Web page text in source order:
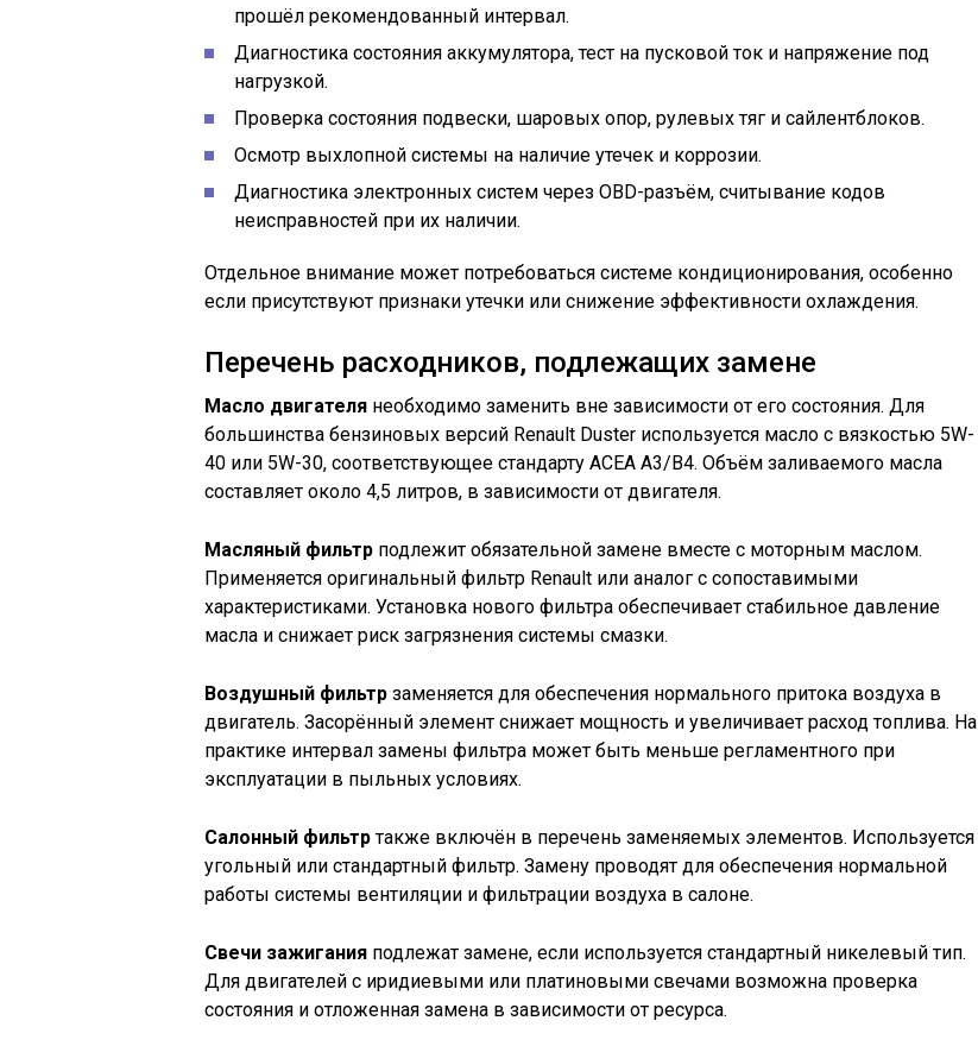
прошёл рекомендованный интервал.
Диагностика состояния аккумулятора, тест на пусковой ток и напряжение под
нагрузкой.
Проверка состояния подвески, шаровых опор, рулевых тяг и сайлентблоков.
Осмотр выхлопной системы на наличие утечек и коррозии.
Диагностика электронных систем через OBD-разъём, считывание кодов
неисправностей при их наличии.
Отдельное внимание может потребоваться системе кондиционирования, особенно
если присутствуют признаки утечки или снижение эффективности охлаждения.
Перечень расходников, подлежащих замене
Масло двигателя необходимо заменить вне зависимости от его состояния. Для
большинства бензиновых версий Renault Duster используется масло с вязкостью 5W-
40 или 5W-30, соответствующее стандарту ACEA A3/B4. Объём заливаемого масла
составляет около 4,5 литров, в зависимости от двигателя.
Масляный фильтр подлежит обязательной замене вместе с моторным маслом.
Применяется оригинальный фильтр Renault или аналог с сопоставимыми
характеристиками. Установка нового фильтра обеспечивает стабильное давление
масла и снижает риск загрязнения системы смазки.
Воздушный фильтр заменяется для обеспечения нормального притока воздуха в
двигатель. Засорённый элемент снижает мощность и увеличивает расход топлива. На
практике интервал замены фильтра может быть меньше регламентного при
эксплуатации в пыльных условиях.
Салонный фильтртакже включён в перечень заменяемых элементов. Используется
угольный или стандартный фильтр. Замену проводят для обеспечения нормальной
работы системы вентиляции и фильтрации воздуха в салоне.
Свечи зажигания подлежат замене, если используется стандартный никелевый тип.
Для двигателей с иридиевыми или платиновыми свечами возможна проверка
состояния и отложенная замена в зависимости от ресурса.